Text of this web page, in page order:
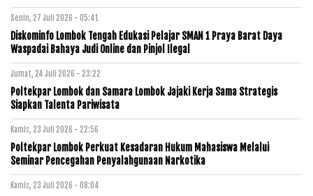
Senin, 27 Juli 2026 - 05:41
Diskominfo Lombok Tengah Edukasi Pelajar SMAN 1 Praya Barat Daya
Waspadai Bahaya Judi Online dan Pinjol Ilegal
Jumat, 24 Juli 2026 - 23:22
Poltekpar Lombok dan Samara Lombok Jajaki Kerja Sama Strategis
Siapkan Talenta Pariwisata
Kamis, 23 Juli 2026 - 22:56
Poltekpar Lombok Perkuat Kesadaran Hukum Mahasiswa Melalui
Seminar Pencegahan Penyalahgunaan Narkotika
Kamis, 23 Juli 2026 - 08:04